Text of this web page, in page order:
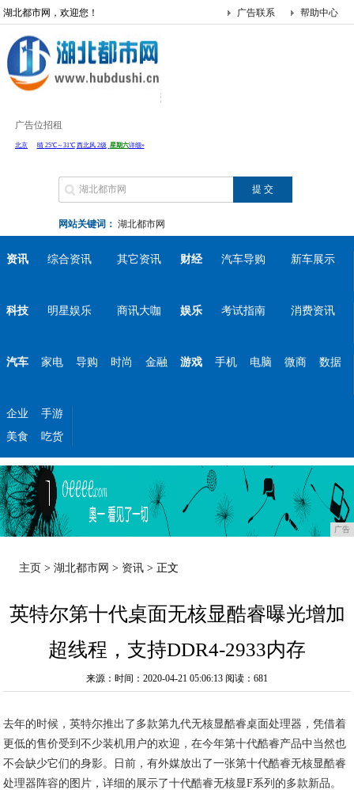
湖北都市网，欢迎您！ 帮助中心
广告联系
广告位招租
网站关键词： 湖北都市网
资讯 综合资讯 其它资讯 财经 汽车导购 新车展示
科技 明星娱乐 商讯大咖 娱乐 考试指南 消费资讯
汽车 家电 导购 时尚 金融 游戏 手机 电脑 微商 数据
企业
手游
美食
吃货
广告
主页 >湖北都市网 > 资讯 > 正文
英特尔第十代桌面无核显酷睿曝光增加
超线程，支持DDR4-2933内存
来源：时间：2020-04-21 05:06:13 阅读：681
去年的时候，英特尔推出了多款第九代无核显酷睿桌面处理器，凭借着
更低的售价受到不少装机用户的欢迎，在今年第十代酷睿产品中当然也
不会缺少它们的身影。日前，有外媒放出了一张第十代酷睿无核显酷睿
处理器阵容的图片，详细的展示了十代酷睿无核显F系列的多款新品。